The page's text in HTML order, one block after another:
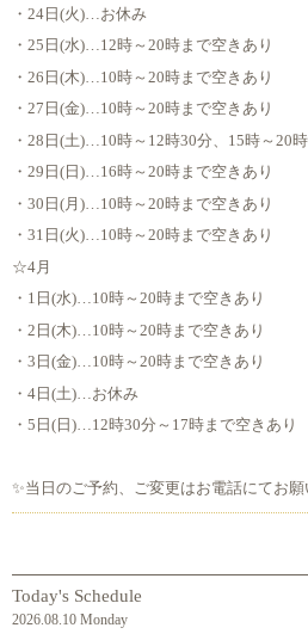
・24日(火)…お休み
・25日(水)…12時～20時まで空きあり
・26日(木)…10時～20時まで空きあり
・27日(金)…10時～20時まで空きあり
・28日(土)…10時～12時30分、15時～20
・29日(日)…16時～20時まで空きあり
・30日(月)…10時～20時まで空きあり
・31日(火)…10時～20時まで空きあり
☆4月
・1日(水)…10時～20時まで空きあり
・2日(木)…10時～20時まで空きあり
・3日(金)…10時～20時まで空きあり
・4日(土)…お休み
・5日(日)…12時30分～17時まで空きあり
✨当日のご予約、ご変更はお電話にてお願
Today's Schedule
2026.08.10 Monday